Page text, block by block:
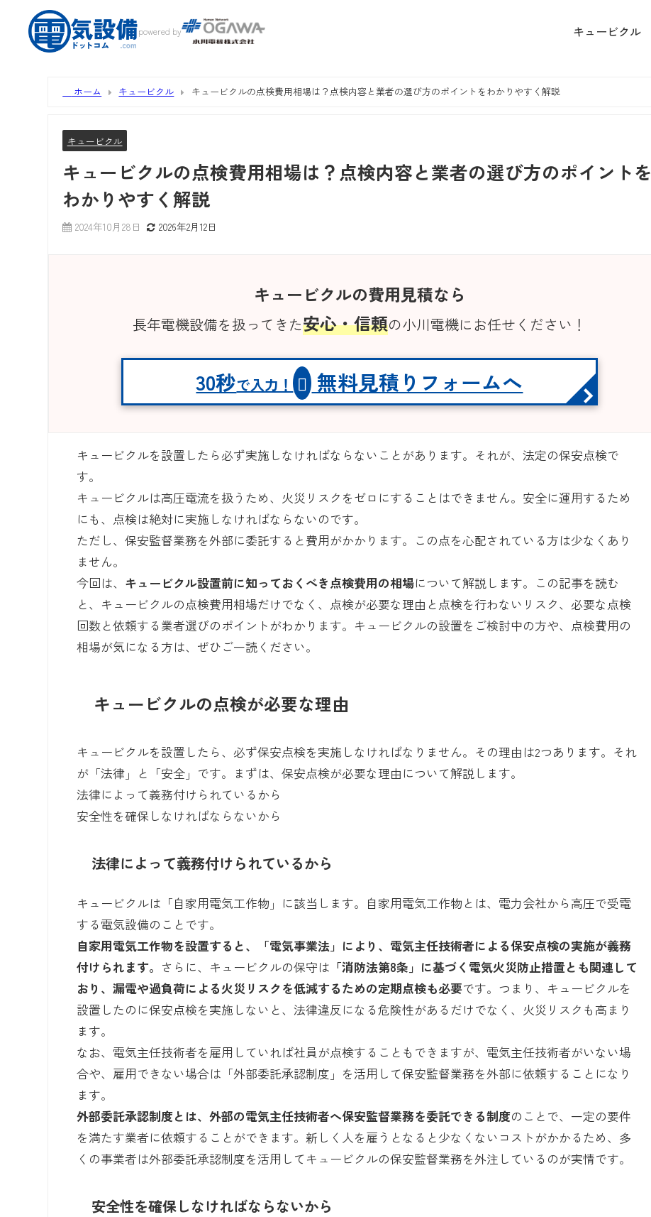
powered by キュービクル
ホーム キュービクル キュービクルの点検費用相場は？点検内容と業者の選び方のポイントをわかりやすく解説
キュービクル
キュービクルの点検費用相場は？点検内容と業者の選び方のポイントを
わかりやすく解説
2024年10月28日 2026年2月12日
キュービクルの費用見積なら
長年電機設備を扱ってきた安心・信頼の小川電機にお任せください！
30秒で入力！ 無料見積りフォームへ
キュービクルを設置したら必ず実施しなければならないことがあります。それが、法定の保安点検で
す。
キュービクルは高圧電流を扱うため、火災リスクをゼロにすることはできません。安全に運用するため
にも、点検は絶対に実施しなければならないのです。
ただし、保安監督業務を外部に委託すると費用がかかります。この点を心配されている方は少なくあり
ません。
今回は、 キュービクル設置前に知っておくべき点検費用の相場について解説します。この記事を読む
と、キュービクルの点検費用相場だけでなく、点検が必要な理由と点検を行わないリスク、必要な点検
回数と依頼する業者選びのポイントがわかります。キュービクルの設置をご検討中の方や、点検費用の
相場が気になる方は、ぜひご一読ください。
キュービクルの点検が必要な理由
キュービクルを設置したら、必ず保安点検を実施しなければなりません。その理由は2つあります。それ
が「法律」と「安全」です。まずは、保安点検が必要な理由について解説します。
法律によって義務付けられているから
安全性を確保しなければならないから
法律によって義務付けられているから
キュービクルは「自家用電気工作物」に該当します。自家用電気工作物とは、電力会社から高圧で受電
する電気設備のことです。
自家用電気工作物を設置すると、「電気事業法」により、電気主任技術者による保安点検の実施が義務
付けられます。 さらに、キュービクルの保守は 「消防法第8条」に基づく電気火災防止措置とも関連して
おり、漏電や過負荷による火災リスクを低減するための定期点検も必要です。つまり、キュービクルを
設置したのに保安点検を実施しないと、法律違反になる危険性があるだけでなく、火災リスクも高まり
ます。
なお、電気主任技術者を雇用していれば社員が点検することもできますが、電気主任技術者がいない場
合や、雇用できない場合は「外部委託承認制度」を活用して保安監督業務を外部に依頼することになり
ます。
外部委託承認制度とは、外部の電気主任技術者へ保安監督業務を委託できる制度のことで、一定の要件
を満たす業者に依頼することができます。新しく人を雇うとなると少なくないコストがかかるため、多
くの事業者は外部委託承認制度を活用してキュービクルの保安監督業務を外注しているのが実情です。
安全性を確保しなければならないから